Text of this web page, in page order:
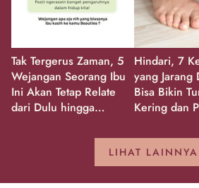
Tak Tergerus Zaman, 5
Wejangan Seorang Ibu
Ini Akan Tetap Relate
dari Dulu hingga
Hindari, 7
yang Jarang
Bisa Bikin
Kering dan
LIHAT LAINNYA